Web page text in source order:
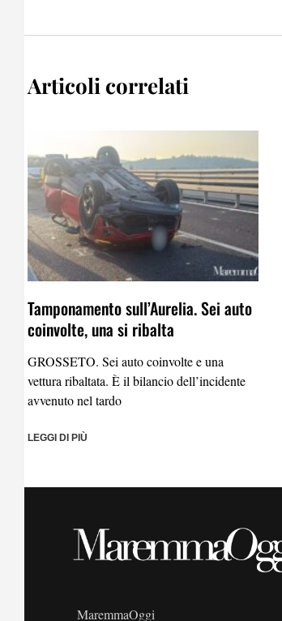
Articoli correlati
Tamponamento sull’Aurelia. Sei auto
coinvolte, una si ribalta
GROSSETO. Sei auto coinvolte e una
vettura ribaltata. È il bilancio dell’incidente
avvenuto nel tardo
LEGGI DI PIÙ
MaremmaOggi